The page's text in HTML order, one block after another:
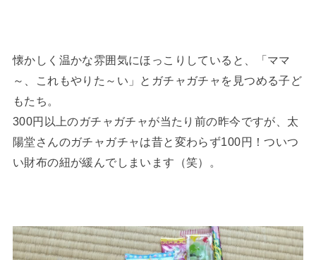
懐かしく温かな雰囲気にほっこりしていると、「ママ
～、これもやりた～い」とガチャガチャを見つめる子ど
もたち。
300円以上のガチャガチャが当たり前の昨今ですが、太
陽堂さんのガチャガチャは昔と変わらず100円！ついつ
い財布の紐が緩んでしまいます（笑）。